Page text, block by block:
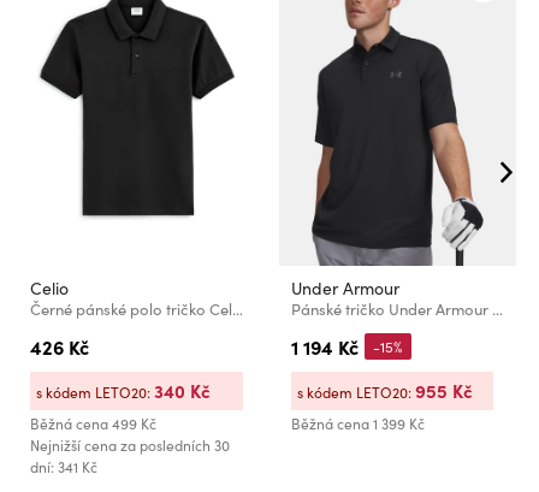
Celio
Černé pánské polo tričko Celio Teone
426 Kč
Běžná cena499 Kč
Nejnižší cena za posledních 30
dní: 341 Kč
s kódem LETO20:340 Kč
Under Armour
Pánské tričko Under Armour UA Matchplay Polo
1 194 Kč
Běžná cena1 399 Kč
-15%
s kódem LETO20:955 Kč